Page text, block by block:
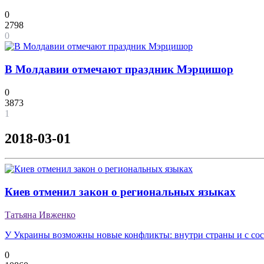
0
2798
0
В Молдавии отмечают праздник Мэрцишор
0
3873
1
2018-03-01
Киев отменил закон о региональных языках
Татьяна Ивженко
У Украины возможны новые конфликты: внутри страны и с
0